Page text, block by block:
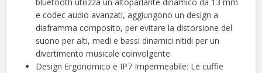
bluetooth utilizza un altoparlante dinamico da 13 mm
e codec audio avanzati, aggiungono un design a
diaframma composito, per evitare la distorsione del
suono per alti, medi e bassi dinamici nitidi per un
divertimento musicale coinvolgente
Design Ergonomico e IP7 Impermeabile: Le cuffie